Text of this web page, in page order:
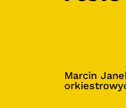
Marcin